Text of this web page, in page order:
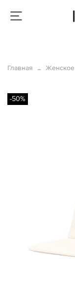
Главная Женское
-50%